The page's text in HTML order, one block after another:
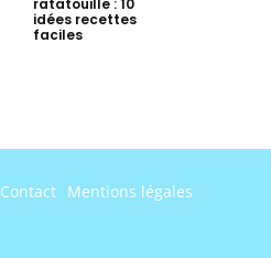
idées recettes
faciles
Contact Mentions légales